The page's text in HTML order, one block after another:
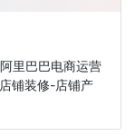
里巴巴电商运营
铺装修-店铺产